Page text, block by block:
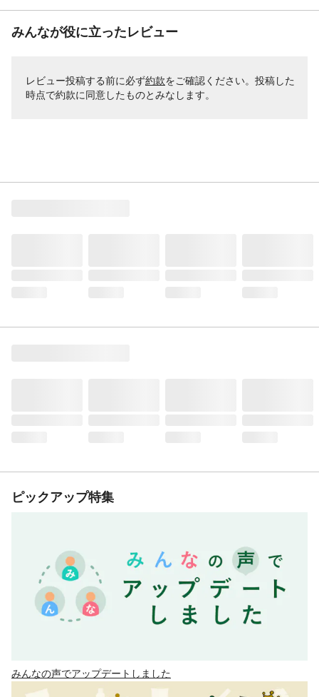
みんなが役に立ったレビュー
レビュー投稿する前に必ず約款をご確認ください。投稿した
時点で約款に同意したものとみなします。
ピックアップ特集
みんなの声でアップデートしました